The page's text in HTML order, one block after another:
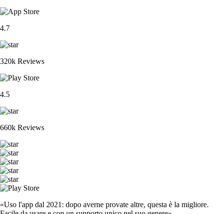
4.7
320k Reviews
4.5
660k Reviews
«Uso l'app dal 2021: dopo averne provate altre, questa è la migliore.